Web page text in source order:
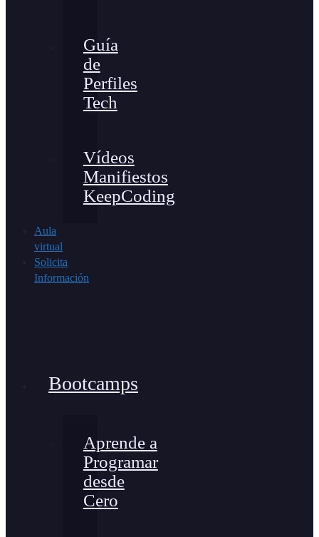
Guía
de
Perfiles
Tech
Vídeos
Manifiestos
KeepCoding
Aula
virtual
Solicita
Información
Bootcamps
Aprende a
Programar
desde
Cero